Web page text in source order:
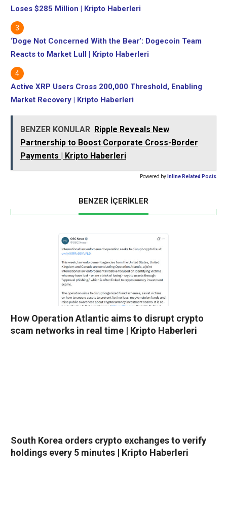
Loses $285 Million | Kripto Haberleri
‘Doge Not Concerned With the Bear’: Dogecoin Team
Reacts to Market Lull | Kripto Haberleri
Active XRP Users Cross 200,000 Threshold, Enabling
Market Recovery | Kripto Haberleri
BENZER KONULAR Ripple Reveals New
Partnership to Boost Corporate Cross-Border
Payments | Kripto Haberleri
Powered by Inline Related Posts
BENZER İÇERİKLER
How Operation Atlantic aims to disrupt crypto
scam networks in real time | Kripto Haberleri
South Korea orders crypto exchanges to verify
holdings every 5 minutes | Kripto Haberleri